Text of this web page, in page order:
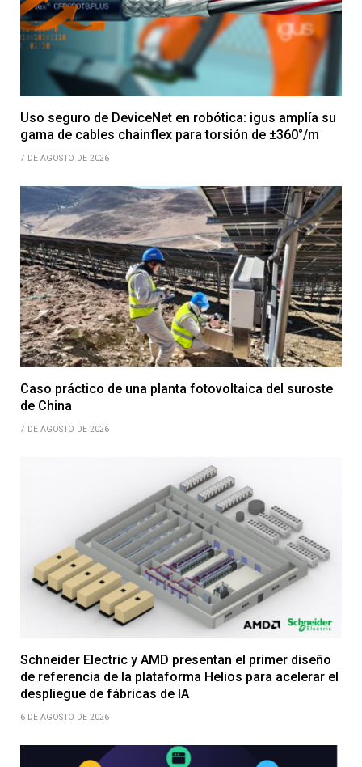
Uso seguro de DeviceNet en robótica: igus amplía su
gama de cables chainflex para torsión de ±360°/m
7 DE AGOSTO DE 2026
Caso práctico de una planta fotovoltaica del suroste
de China
7 DE AGOSTO DE 2026
Schneider Electric y AMD presentan el primer diseño
de referencia de la plataforma Helios para acelerar el
despliegue de fábricas de IA
6 DE AGOSTO DE 2026